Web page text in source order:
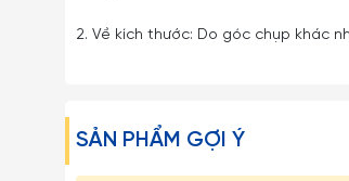
2. Về kích thước: Do góc chụp khác
SẢN PHẨM GỢI Ý